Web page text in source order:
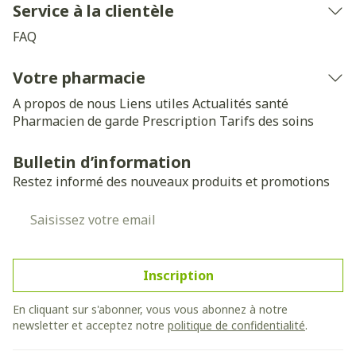
Service à la clientèle
FAQ
Votre pharmacie
A propos de nous Liens utiles Actualités santé
Pharmacien de garde Prescription Tarifs des soins
Bulletin d’information
Restez informé des nouveaux produits et promotions
Inscription
En cliquant sur s'abonner, vous vous abonnez à notre
newsletter et acceptez notre politique de confidentialité.